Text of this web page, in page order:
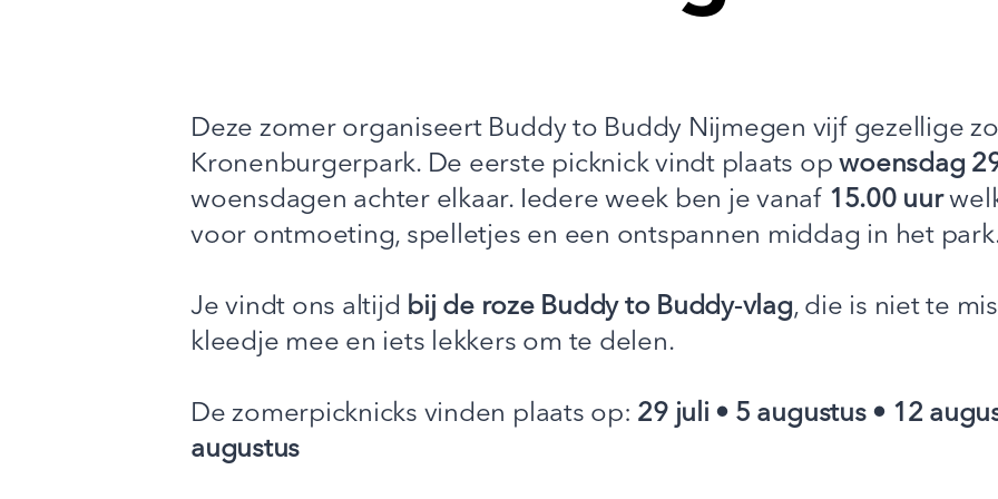
Deze zomer organiseert Buddy to Buddy Nijmegen vijf gezellige
Kronenburgerpark. De eerste picknick vindt plaats opwoensdag
woensdagen achter elkaar. Iedere week ben je vanaf 15.00 uur
voor ontmoeting, spelletjes en een ontspannen middag in het
Je vindt ons altijd bij de roze Buddy to Buddy‑vlag, die is niet te
kleedje mee en iets lekkers om te delen.
De zomerpicknicks vinden plaats op: 29 juli • 5 augustus • 12
augustus